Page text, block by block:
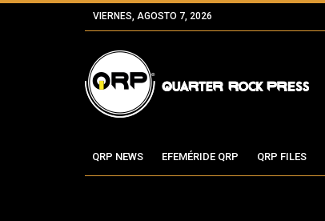
VIERNES, AGOSTO 7, 2026
QRP NEWS EFEMÉRIDE QRP QRP FILES